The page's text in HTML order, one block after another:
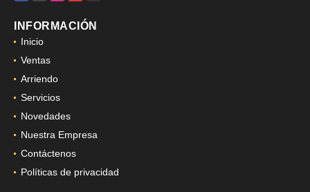
INFORMACIÓN
Inicio
Ventas
Arriendo
Servicios
Novedades
Nuestra Empresa
Contáctenos
Políticas de privacidad